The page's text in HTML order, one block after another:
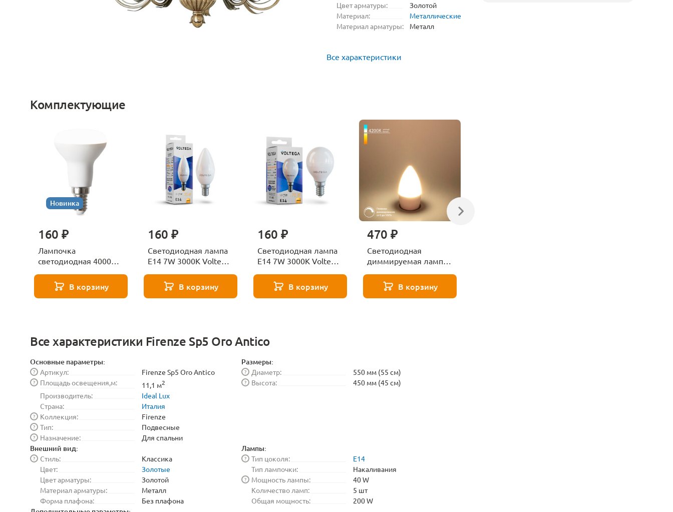
Цвет арматуры:
Золотой
Материал:
Металлические
Материал арматуры:
Металл
Все характеристики
Комплектующие
Новинка
160 ₽
Лампочка
светодиодная 4000К
271 8585В корзину
160 ₽
Светодиодная лампа
E14 7W 3000K Voltega
В корзину
160 ₽
Светодиодная лампа
E14 7W 3000K Voltega
В корзину
470 ₽
Светодиодная
диммируемая лампа
Elektrostandard
BLE1448
В корзину
Все характеристики Firenze Sp5 Oro Antico
Основные параметры:
Артикул:
?
Firenze Sp5 Oro Antico
Площадь освещения,м:
? 11,1 м2
Производитель:
Ideal Lux
Страна:
Италия
Коллекция:
?
Firenze
Тип:
?
Подвесные
Назначение:
? Для спальни
Размеры:
Диаметр:
?
550 мм (55 см)
Высота:
? 450 мм (45 см)
Внешний вид:
Стиль:
?
Классика
Цвет:
Золотые
Цвет арматуры:
Золотой
Материал арматуры:
Металл
Форма плафона:
Без плафона
Лампы:
Тип цоколя:
?
E14
Тип лампочки:
Накаливания
Мощность лампы:
?
40 W
Количество ламп:
5 шт
Общая мощность:
200 W